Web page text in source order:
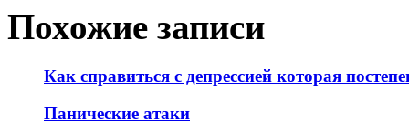
Похожие записи
Как справиться с депрессией которая
Панические атаки